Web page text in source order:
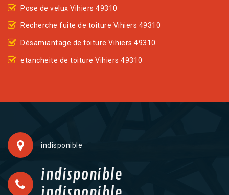
Pose de velux Vihiers 49310
Recherche fuite de toiture Vihiers 49310
Désamiantage de toiture Vihiers 49310
etancheite de toiture Vihiers 49310
indisponible
indisponible